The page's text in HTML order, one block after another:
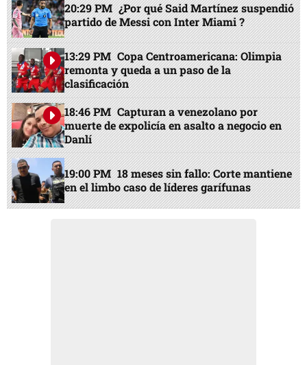
20:29 PM ¿Por qué Said Martínez suspendió
partido de Messi con Inter Miami ?
13:29 PM Copa Centroamericana: Olimpia
remonta y queda a un paso de la
clasificación
18:46 PM Capturan a venezolano por
muerte de expolicía en asalto a negocio en
Danlí
19:00 PM 18 meses sin fallo: Corte mantiene
en el limbo caso de líderes garífunas